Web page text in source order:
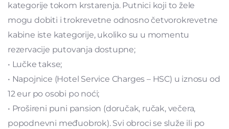
kategorije tokom krstarenja. Putnici koji to žele
mogu dobiti i trokrevetne odnosno četvorokrevetne
kabine iste kategorije, ukoliko su u momentu
rezervacije putovanja dostupne;
• Lučke takse;
• Napojnice (Hotel Service Charges – HSC) u iznosu od
12 eur po osobi po noći;
• Prošireni puni pansion (doručak, ručak, večera,
popodnevni međuobrok). Svi obroci se služe ili po